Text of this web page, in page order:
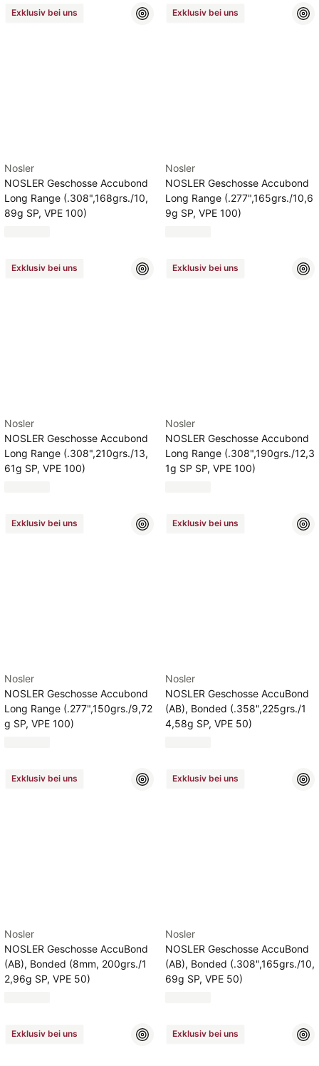
Exklusiv bei uns
Nosler
NOSLER Geschosse Accubond
Long Range (.308",168grs./10,
89g SP, VPE 100)
Exklusiv bei uns
Nosler
NOSLER Geschosse Accubond
Long Range (.277",165grs./10,6
9g SP, VPE 100)
Exklusiv bei uns
Nosler
NOSLER Geschosse Accubond
Long Range (.308",210grs./13,
61g SP, VPE 100)
Exklusiv bei uns
Nosler
NOSLER Geschosse Accubond
Long Range (.308",190grs./12,3
1g SP SP, VPE 100)
Exklusiv bei uns
Nosler
NOSLER Geschosse Accubond
Long Range (.277",150grs./9,72
g SP, VPE 100)
Exklusiv bei uns
Nosler
NOSLER Geschosse AccuBond
(AB), Bonded (.358",225grs./1
4,58g SP, VPE 50)
Exklusiv bei uns
Nosler
NOSLER Geschosse AccuBond
(AB), Bonded (8mm, 200grs./1
2,96g SP, VPE 50)
Exklusiv bei uns
Nosler
NOSLER Geschosse AccuBond
(AB), Bonded (.308",165grs./10,
69g SP, VPE 50)
Exklusiv bei uns Exklusiv bei uns